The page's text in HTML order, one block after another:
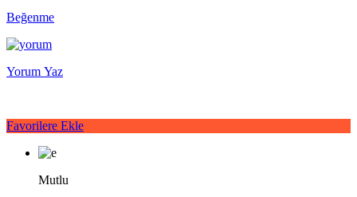
Beğenme
Yorum Yaz
Favorilere Ekle
Mutlu